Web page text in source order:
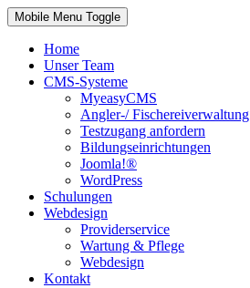
Mobile Menu Toggle
Home
Unser Team
CMS-Systeme
MyeasyCMS
Angler-/ Fischereiverwaltung
Testzugang anfordern
Bildungseinrichtungen
Joomla!®
WordPress
Schulungen
Webdesign
Providerservice
Wartung & Pflege
Webdesign
Kontakt